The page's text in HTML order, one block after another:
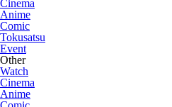
Cinema
Anime
Comic
Tokusatsu
Event
Other
Watch
Cinema
Anime